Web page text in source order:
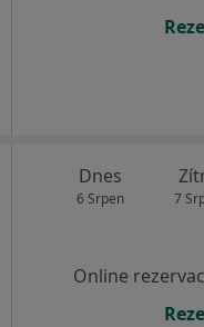
Dnes
6 Srpen 7
Online